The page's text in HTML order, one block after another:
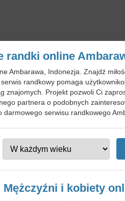
randki online
Ambarawa, Indonezja. Znajdź
randkowy pomaga
znajomych. Projekt pozwoli Ci
partnera o podobnych
serwisu randkowego
Mężczyźni i kobiety